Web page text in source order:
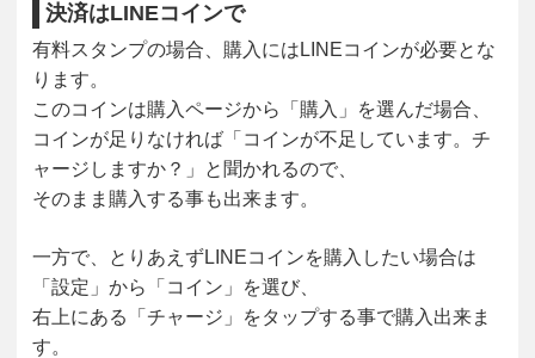
決済はLINEコインで
有料スタンプの場合、購入にはLINEコインが必要とな
ります。
このコインは購入ページから「購入」を選んだ場合、
コインが足りなければ「コインが不足しています。チ
ャージしますか？」と聞かれるので、
そのまま購入する事も出来ます。
一方で、とりあえずLINEコインを購入したい場合は
「設定」から「コイン」を選び、
右上にある「チャージ」をタップする事で購入出来ま
す。